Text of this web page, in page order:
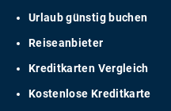
Urlaub günstig buchen
Reiseanbieter
Kreditkarten Vergleich
Kostenlose Kreditkarte